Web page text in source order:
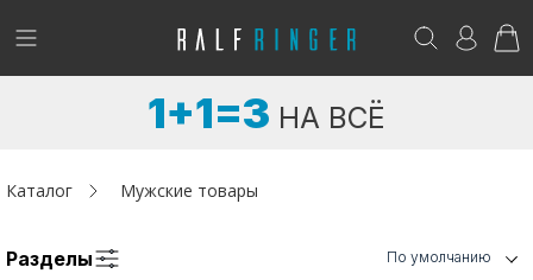
!
Женщинам
Возникли вопросы? - club@ralf.ru
1+1=3 НА ВСЁ
Каталог Мужские товары
Разделы По умолчанию